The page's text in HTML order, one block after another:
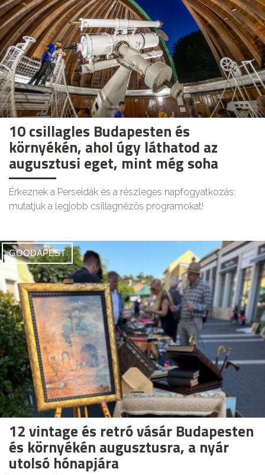
10 csillagles Budapesten és
környékén, ahol úgy láthatod az
augusztusi eget, mint még soha
Érkeznek a Perseidák és a részleges napfogyatkozás:
mutatjuk a legjobb csillagnézős programokat!
GOODAPEST
12 vintage és retró vásár Budapesten
és környékén augusztusra, a nyár
utolsó hónapjára